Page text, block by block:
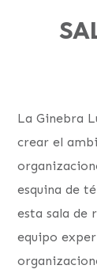
La Ginebra
crear el
esquina de
esta sala de
equipo